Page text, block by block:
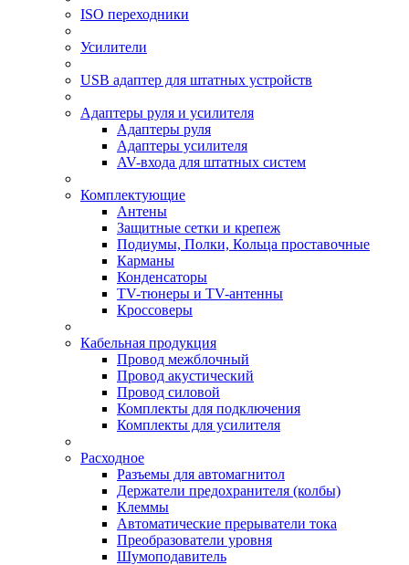
ISO переходники
Усилители
USB адаптер для штатных устройств
Адаптеры руля и усилителя
Адаптеры руля
Адаптеры усилителя
AV-входа для штатных систем
Комплектующие
Антены
Защитные сетки и крепеж
Подиумы, Полки, Кольца проставочные
Карманы
Конденсаторы
TV-тюнеры и TV-антенны
Кроссоверы
Кабельная продукция
Провод межблочный
Провод акустический
Провод силовой
Комплекты для подключения
Комплекты для усилителя
Расходное
Разъемы для автомагнитол
Держатели предохранителя (колбы)
Клеммы
Автоматические прерыватели тока
Преобразователи уровня
Шумоподавитель